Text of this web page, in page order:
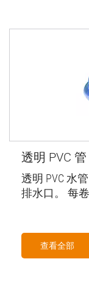
透明 PVC
透明 PVC 水
排水口。 每卷
查看全部